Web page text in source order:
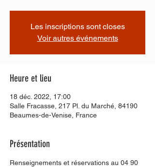
Les inscriptions sont closes
Voir autres événements
Heure et lieu
18 déc. 2022, 17:00
Salle Fracasse, 217 Pl. du Marché, 84190
Beaumes-de-Venise, France
Présentation
Renseignements et réservations au 04 90